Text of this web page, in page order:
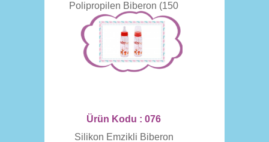
Polipropilen Biberon (150
ml)
Ürün Kodu : 076
Silikon Emzikli Biberon